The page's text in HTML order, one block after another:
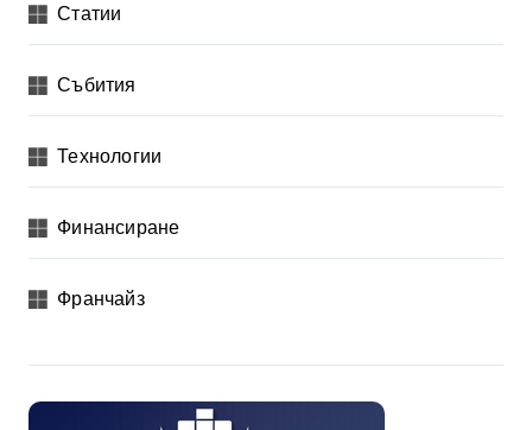
Статии
Събития
Технологии
Финансиране
Франчайз